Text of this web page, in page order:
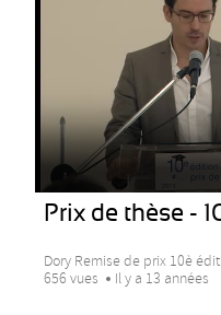
Prix de thèse -
Dory Remise de prix 10è
656 vues
Il y a 13 années